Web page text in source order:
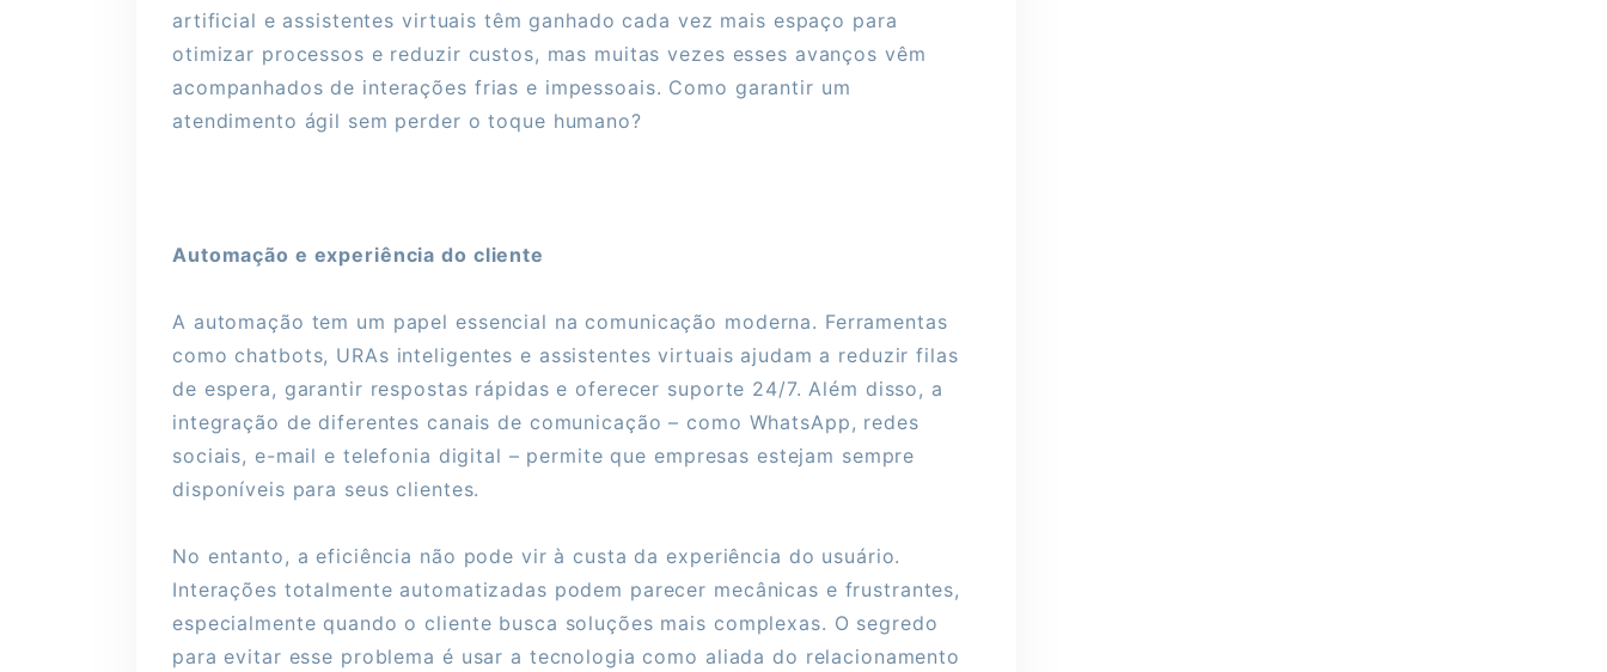
artificial e assistentes virtuais têm ganhado cada vez mais espaço para
otimizar processos e reduzir custos, mas muitas vezes esses avanços vêm
acompanhados de interações frias e impessoais. Como garantir um
atendimento ágil sem perder o toque humano?
Automação e experiência do cliente
A automação tem um papel essencial na comunicação moderna. Ferramentas
como chatbots, URAs inteligentes e assistentes virtuais ajudam a reduzir filas
de espera, garantir respostas rápidas e oferecer suporte 24/7. Além disso, a
integração de diferentes canais de comunicação – como WhatsApp, redes
sociais, e-mail e telefonia digital – permite que empresas estejam sempre
disponíveis para seus clientes.
No entanto, a eficiência não pode vir à custa da experiência do usuário.
Interações totalmente automatizadas podem parecer mecânicas e frustrantes,
especialmente quando o cliente busca soluções mais complexas. O segredo
para evitar esse problema é usar a tecnologia como aliada do relacionamento